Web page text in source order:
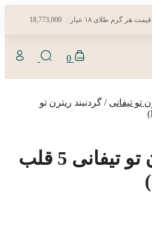
قیمت هر گرم طلای ۱۸ عیار : 18,773,000
0
تو تیفانی / گردنبند ریترن تو
گردنبند ریترن تو تیفانی 5 قلب